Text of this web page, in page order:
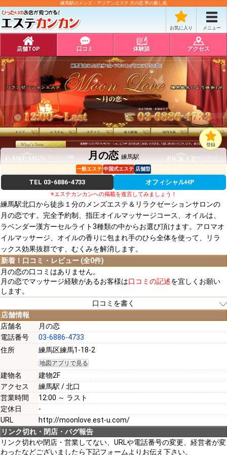
練馬駅のメンズ・アジアンエステ 月の恋 男の癒し処
お気に入り メニュー
店舗TOP 口コミ 体験談 アクセス
月の恋 練馬駅
登録
一般エステ 中国式エステ 店舗型
TEL 03-6886-4733 オフィシャルHP
※エステカンカンへの掲載を進言してみましょう！
練馬駅北口から徒歩１分のメンズエステ＆リラクゼーションサロンの
月の恋です。完全予約制、指圧オイルマッサージコース、オイルは、
ラベンダー漢方ーセルライト3種類の中からお選び頂けます。アロマオ
イルマッサージ、オイルの香りに包まれ手のひら全体を使って、リラ
ックス効果抜群です、むくみを解消します。
新着！口コミ・レビュー (全0件)
月の恋の口コミはありません。
月の恋でマッサージ経験があるお客様は口コミの記述を宜しくお願い
します。
口コミを書く
[必須]
[必須]
[必須]
店舗情報
店舗名
月の恋
電話番号
03-6886-4733
住所
練馬区練馬1-18-2
地図アプリで見る
建物名
建物2F
アクセス
練馬駅 / 北口
営業時間
12:00 ～ ラスト
定休日
-
URL
http://moonlove.est-u.com/
リンク切れ・閉店・バグ報告
リンク切れや閉店・営業してない、URLや電話番号の変更、経営者が変
わったなどございましたら下記フォームよりお伝え下さい。